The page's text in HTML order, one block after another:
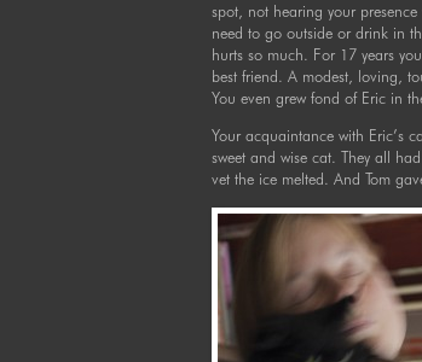
spot, not hearing your presence
need to go outside or drink in
hurts so much. For 17 years
best friend. A modest, loving,
You even grew fond of Eric in
Your acquaintance with Eric’s
sweet and wise cat. They all
vet the ice melted. And Tom